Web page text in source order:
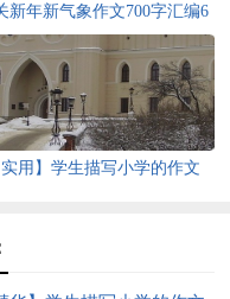
新年新气象作文700字汇编6
篇
实用】学生描写小学的作文